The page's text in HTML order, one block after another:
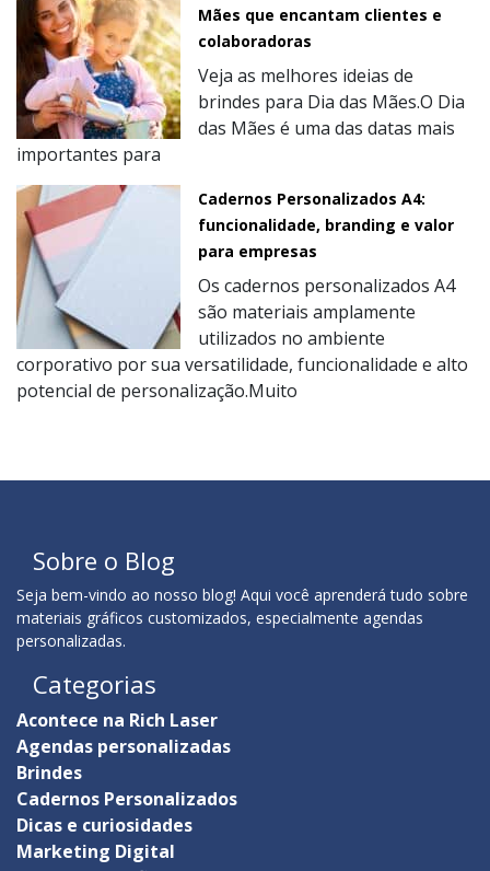
Mães que encantam clientes e
colaboradoras
Veja as melhores ideias de
brindes para Dia das Mães.O Dia
das Mães é uma das datas mais
importantes para
Cadernos Personalizados A4:
funcionalidade, branding e valor
para empresas
Os cadernos personalizados A4
são materiais amplamente
utilizados no ambiente
corporativo por sua versatilidade, funcionalidade e alto
potencial de personalização.Muito
Sobre o Blog
Seja bem-vindo ao nosso blog! Aqui você aprenderá tudo sobre
materiais gráficos customizados, especialmente agendas
personalizadas.
Categorias
Acontece na Rich Laser
Agendas personalizadas
Brindes
Cadernos Personalizados
Dicas e curiosidades
Marketing Digital